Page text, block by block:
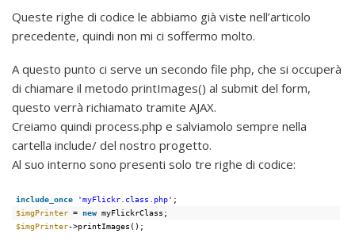
Queste righe di codice le abbiamo già viste nell’articolo
precedente, quindi non mi ci soffermo molto.
A questo punto ci serve un secondo file php, che si occuperà
di chiamare il metodo printImages() al submit del form,
questo verrà richiamato tramite AJAX.
Creiamo quindi process.php e salviamolo sempre nella
cartella include/ del nostro progetto.
Al suo interno sono presenti solo tre righe di codice:
include_once 'myFlickr.class.php' ;
$imgPrinter = new myFlickrClass;
$imgPrinter->printImages();